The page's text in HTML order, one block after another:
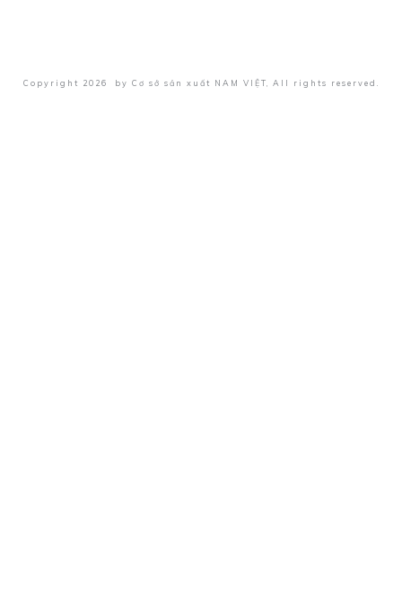
Copyright 2026 by Cơ sở sản xuất NAM VIỆT , All rights reserved.